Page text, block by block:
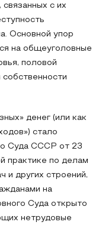
с их
Основной упор
на общеуголовные
половой
собственности
денег (или как
стало
Суда СССР от 23
практике по делам
и других строений,
на
Суда открыто
нетрудовые